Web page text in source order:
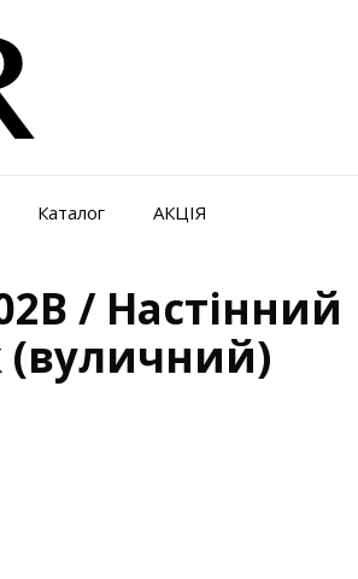
Каталог АКЦІЯ
/ Настінний
(вуличний)